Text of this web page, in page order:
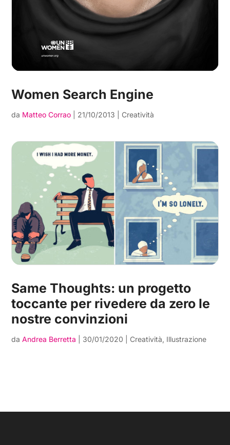
Women Search Engine
da Matteo Corrao 21/10/2013 Creatività
Same Thoughts: un progetto
toccante per rivedere da zero le
nostre convinzioni
daAndrea Berretta 30/01/2020 Creatività, Illustrazione